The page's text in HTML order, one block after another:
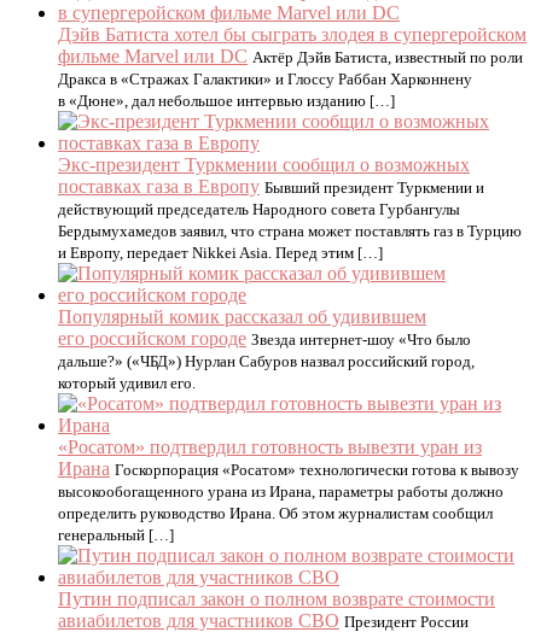
Дэйв Батиста хотел бы сыграть злодея в супергеройском
фильме Marvel или DC Актёр Дэйв Батиста, известный по роли
Дракса в «Стражах Галактики» и Глоссу Раббан Харконнену
в «Дюне», дал небольшое интервью изданию […]
Экс-президент Туркмении сообщил о возможных
поставках газа в Европу Бывший президент Туркмении и
действующий председатель Народного совета Гурбангулы
Бердымухамедов заявил, что страна может поставлять газ в Турцию
и Европу, передает Nikkei Asia. Перед этим […]
Популярный комик рассказал об удивившем
его российском городе Звезда интернет-шоу «Что было
дальше?» («ЧБД») Нурлан Сабуров назвал российский город,
который удивил его.
«Росатом» подтвердил готовность вывезти уран из
Ирана Госкорпорация «Росатом» технологически готова к вывозу
высокообогащенного урана из Ирана, параметры работы должно
определить руководство Ирана. Об этом журналистам сообщил
генеральный […]
Путин подписал закон о полном возврате стоимости
авиабилетов для участников СВО Президент России